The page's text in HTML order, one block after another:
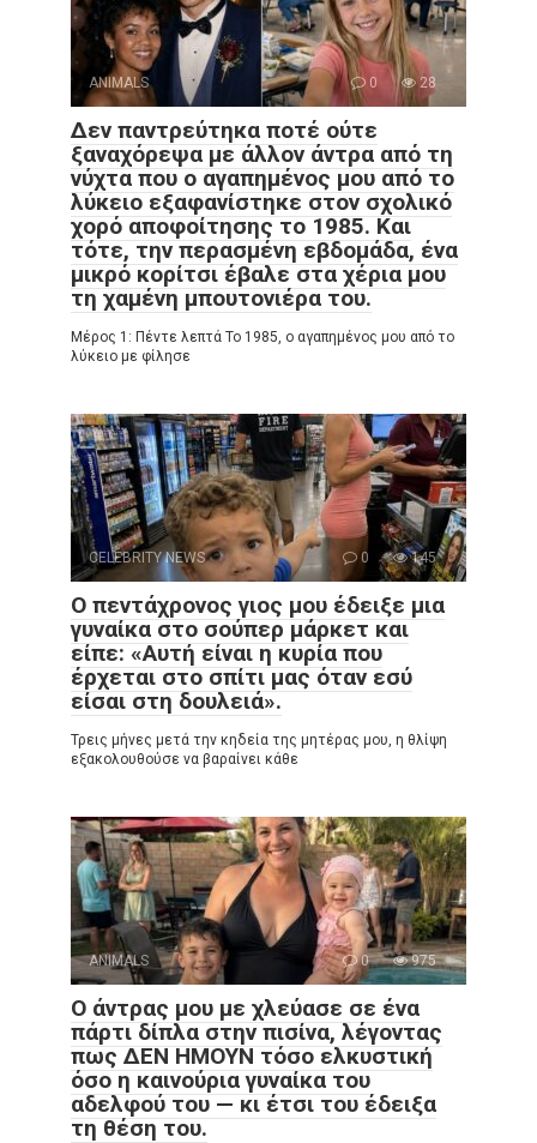
ANIMALS 0 28
Δεν παντρεύτηκα ποτέ ούτε
ξαναχόρεψα με άλλον άντρα από τη
νύχτα που ο αγαπημένος μου από το
λύκειο εξαφανίστηκε στον σχολικό
χορό αποφοίτησης το 1985. Και
τότε, την περασμένη εβδομάδα, ένα
μικρό κορίτσι έβαλε στα χέρια μου
τη χαμένη μπουτονιέρα του.
Μέρος 1: Πέντε λεπτά Το 1985, ο αγαπημένος μου από το
λύκειο με φίλησε
CELEBRITY NEWS 0 145
Ο πεντάχρονος γιος μου έδειξε μια
γυναίκα στο σούπερ μάρκετ και
είπε: «Αυτή είναι η κυρία που
έρχεται στο σπίτι μας όταν εσύ
είσαι στη δουλειά».
Τρεις μήνες μετά την κηδεία της μητέρας μου, η θλίψη
εξακολουθούσε να βαραίνει κάθε
ANIMALS 0 975
Ο άντρας μου με χλεύασε σε ένα
πάρτι δίπλα στην πισίνα, λέγοντας
πως ΔΕΝ ΗΜΟΥΝ τόσο ελκυστική
όσο η καινούρια γυναίκα του
αδελφού του — κι έτσι του έδειξα
τη θέση του.